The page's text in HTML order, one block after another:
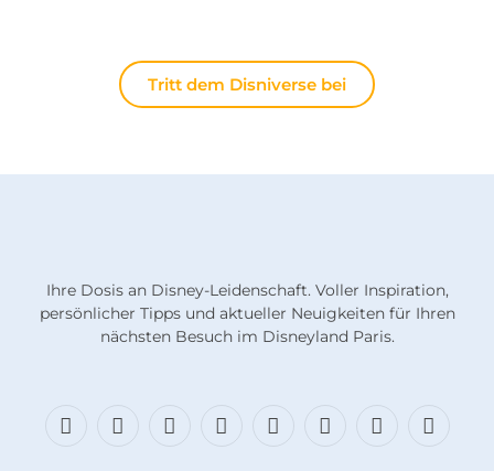
Tritt dem Disniverse bei
Ihre Dosis an Disney-Leidenschaft. Voller Inspiration,
persönlicher Tipps und aktueller Neuigkeiten für Ihren
nächsten Besuch im Disneyland Paris.
Facebook
X
BlueskyInstagramFäden TikTok DiskordRSS